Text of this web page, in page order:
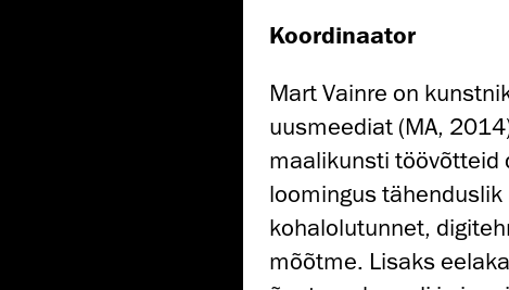
Koordinaator
Mart Vainre on
uusmeediat (MA,
maalikunsti töövõtteid
loomingus
kohalolutunnet,
mõõtme. Lisaks